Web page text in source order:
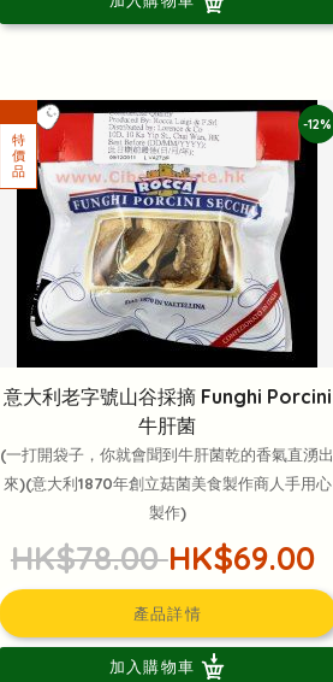
-12%
意大利老字號山谷採摘 Funghi Porcini
牛肝菌
(一打開袋子，你就會聞到牛肝菌乾的香氣直湧出
來)(意大利1870年創立菇菌美食製作商人手用心
製作)
HK$78.00HK$69.00
產品詳情
加入購物車